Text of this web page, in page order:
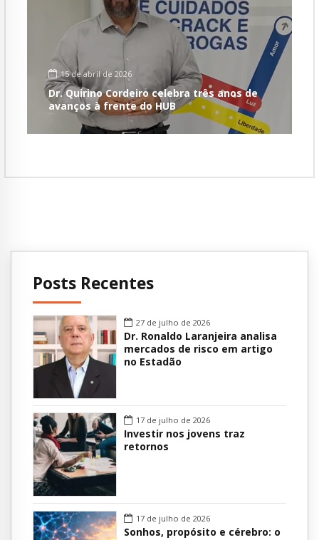
15 de abril de 2026
Dr. Quirino Cordeiro celebra três anos de
avanços à frente do HUB
Posts Recentes
27 de julho de 2026
Dr. Ronaldo Laranjeira analisa
mercados de risco em artigo
no Estadão
17 de julho de 2026
Investir nos jovens traz
retornos
17 de julho de 2026
Sonhos, propósito e cérebro: o